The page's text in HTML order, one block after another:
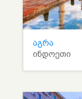
აგრა
ინდოეთი